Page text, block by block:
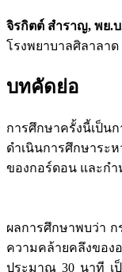
จิรกิตต์ สำราญ, พย.
โรงพยาบาลศิลาลาด
บทคัดย่อ
การศึกษาครั้งนี้เป็น
ดำเนินการศึกษาระ
ของกอร์ดอน และก
ผลการศึกษาพบว่า
ความคล้ายคลึงของ
ประมาณ 30 นาที เป็